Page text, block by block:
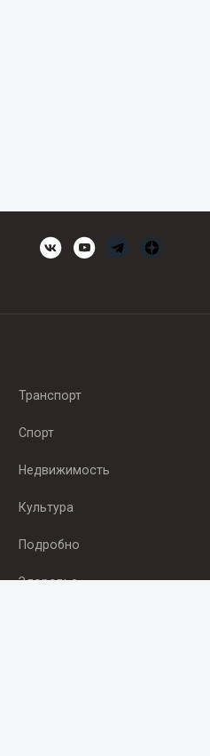
Транспорт
Спорт
Недвижимость
Культура
Подробно
Здоровье